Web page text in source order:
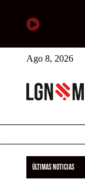

Ago 8, 2026
ÚLTIMAS NOTICIAS